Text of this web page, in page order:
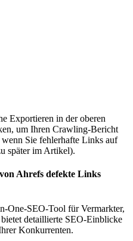
Exportieren in der oberen
um Ihren Crawling-Bericht
Sie fehlerhafte Links auf
später im Artikel).
Ahrefs defekte Links
One-SEO-Tool für Vermarkter,
detaillierte SEO-Einblicke
Konkurrenten.